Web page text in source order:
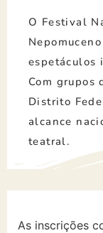
O Festival
espetáculos
Com grupos
Distrito
alcance
teatral.
As inscrições